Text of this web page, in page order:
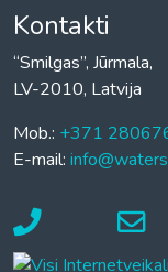
Kontakti
“Smilgas”, Jūrmala,
LV-2010, Latvija
Mob.: +371
E-mail: